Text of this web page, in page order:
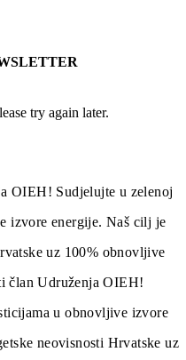
try again later.
OIEH! Sudjelujte u zelenoj
izvore energije. Naš cilj je
uz 100% obnovljive
član Udruženja OIEH!
u obnovljive izvore
neovisnosti Hrvatske uz